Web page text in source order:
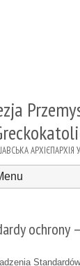
АРХІЄПАРХІЯ
ochrony